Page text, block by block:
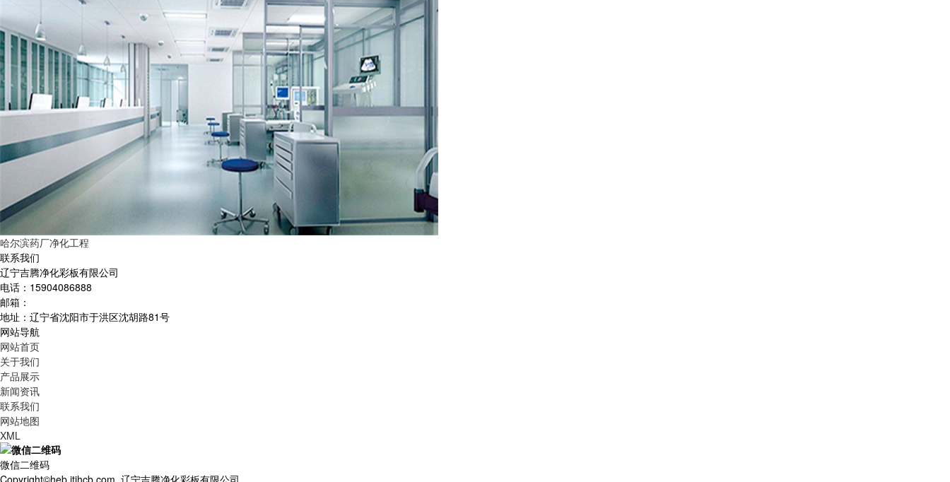
哈尔滨药厂净化工程
联系我们
辽宁吉腾净化彩板有限公司
电话：15904086888
邮箱：
地址：辽宁省沈阳市于洪区沈胡路81号
网站导航
网站首页
关于我们
产品展示
新闻资讯
联系我们
网站地图
XML
微信二维码